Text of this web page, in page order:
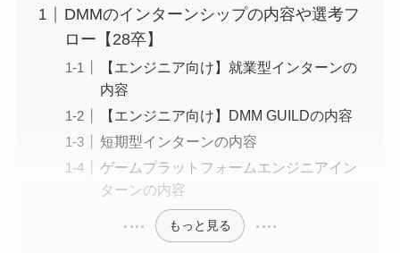
DMMのインターンシップの内容や選考フ
ロー【28卒】
【エンジニア向け】就業型インターンの
内容
【エンジニア向け】DMM GUILDの内容
短期型インターンの内容
ゲームプラットフォームエンジニアイン
ターンの内容
もっと見る